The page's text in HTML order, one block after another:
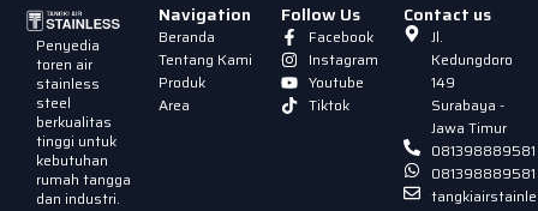
Penyedia
toren air
stainless
steel
berkualitas
tinggi untuk
kebutuhan
rumah tangga
dan industri.
Navigation
Beranda
Tentang Kami
Produk
Area
Follow Us
Facebook
Instagram
Youtube
Tiktok
Contact us
Jl.
Kedungdoro
149
Surabaya -
Jawa Timur
081398889581
081398889581